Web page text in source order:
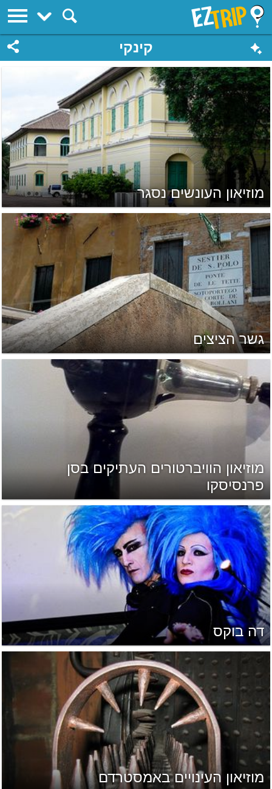
EZTrip
קינקי
מוזיאון העונשים נסגר
גשר הציצים
מוזיאון הוויברטורים העתיקים בסן
פרנסיסקו
דה בוקס
מוזיאון העינויים באמסטרדם